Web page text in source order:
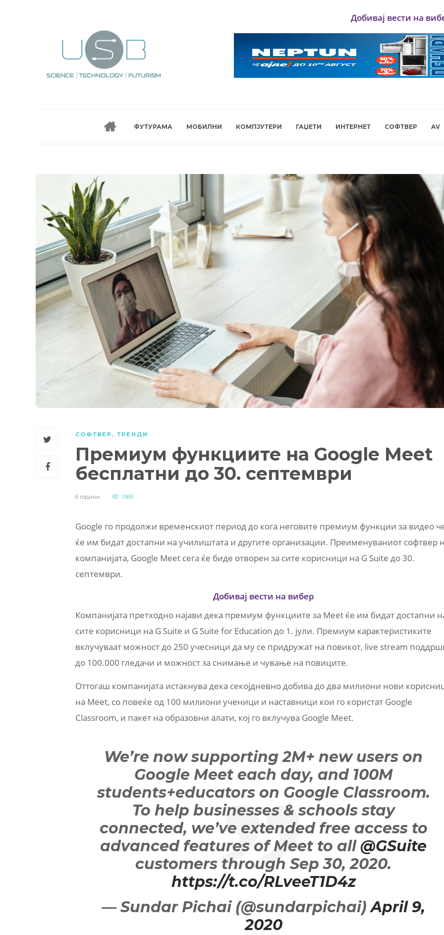
Добивај вести на
ФУТУРАМА МОБИЛНИ КОМПЈУТЕРИ ГАЏЕТИ ИНТЕРНЕТ СОФТВЕР AV
СОФТВЕР , ТРЕНДИ
Премиум функциите на Google Meet
бесплатни до 30. септември
6 години 1369
Google го продолжи временскиот период до кога неговите премиум функции за видео
ќе им бидат достапни на училиштата и другите организации. Преименуваниот софтвер
компанијата, Google Meet сега ќе биде отворен за сите корисници на G Suite до 30.
септември.
Добивај вести на вибер
Компанијата претходно најави дека премиум функциите за Meet ќе им бидат достапни
сите корисници на G Suite и G Suite for Education до 1. јули. Премиум карактеристиките
вклучуваат можност до 250 учесници да му се придружат на повикот, live stream
до 100.000 гледачи и можност за снимање и чување на повиците.
Оттогаш компанијата истакнува дека секојдневно добива до два милиони нови
на Meet, со повеќе од 100 милиони ученици и наставници кои го користат Google
Classroom, и пакет на образовни алати, кој го вклучува Google Meet.
We’re now supporting 2M+ new users on
Google Meet each day, and 100M
students+educators on Google Classroom.
To help businesses & schools stay
connected, we’ve extended free access to
advanced features of Meet to all @GSuite
customers through Sep 30, 2020.
https://t.co/RLveeT1D4z
— Sundar Pichai (@sundarpichai)April 9,
2020